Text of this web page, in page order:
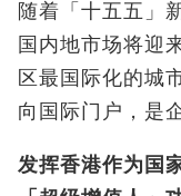
随着「十五五」
国内地市场将迎
区最国际化的城
向国际门户，是
发挥香港作为国